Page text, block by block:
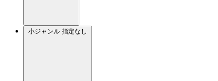
小ジャンル 指定なし